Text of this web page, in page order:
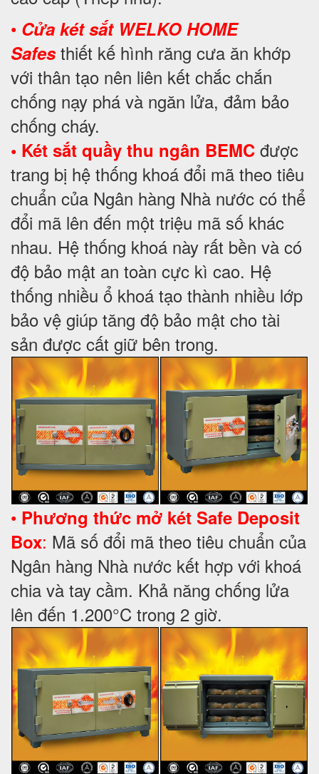
• Cửa két sắt WELKO HOME
Safesthiết kế hình răng cưa ăn khớp
với thân tạo nên liên kết chắc chắn
chống nạy phá và ngăn lửa, đảm bảo
chống cháy.
• Két sắt quầy thu ngân BEMC được
trang bị hệ thống khoá đổi mã theo tiêu
chuẩn của Ngân hàng Nhà nước có thể
đổi mã lên đến một triệu mã số khác
nhau. Hệ thống khoá này rất bền và có
độ bảo mật an toàn cực kì cao. Hệ
thống nhiều ổ khoá tạo thành nhiều lớp
bảo vệ giúp tăng độ bảo mật cho tài
sản được cất giữ bên trong.
• Phương thức mở két Safe Deposit
Box: Mã số đổi mã theo tiêu chuẩn của
Ngân hàng Nhà nước kết hợp với khoá
chia và tay cầm. Khả năng chống lửa
lên đến 1.200°C trong 2 giờ.